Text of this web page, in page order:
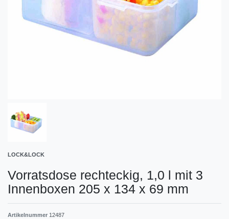
LOCK&LOCK
Vorratsdose rechteckig, 1,0 l mit 3
Innenboxen 205 x 134 x 69 mm
Artikelnummer 12487